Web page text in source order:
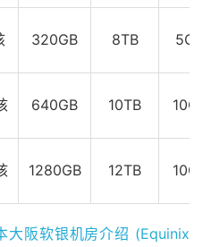
320GB 8TB
640GB 10TB
1280GB 12TB
大阪软银机房介绍 (Equinix